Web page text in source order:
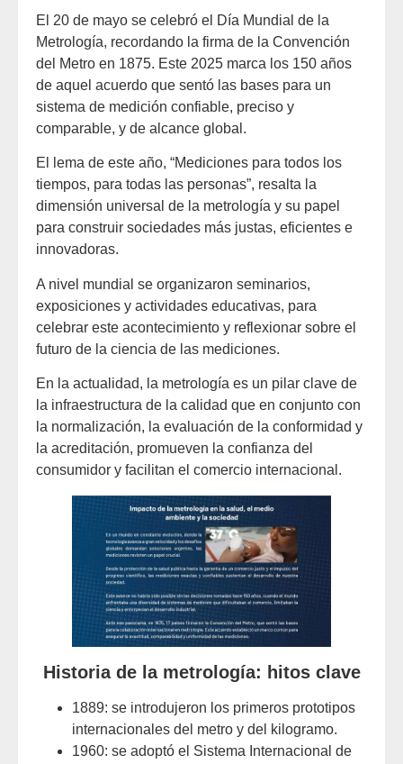
El 20 de mayo se celebró el Día Mundial de la
Metrología, recordando la firma de la Convención
del Metro en 1875. Este 2025 marca los 150 años
de aquel acuerdo que sentó las bases para un
sistema de medición confiable, preciso y
comparable, y de alcance global.
El lema de este año, “Mediciones para todos los
tiempos, para todas las personas”, resalta la
dimensión universal de la metrología y su papel
para construir sociedades más justas, eficientes e
innovadoras.
A nivel mundial se organizaron seminarios,
exposiciones y actividades educativas, para
celebrar este acontecimiento y reflexionar sobre el
futuro de la ciencia de las mediciones.
En la actualidad, la metrología es un pilar clave de
la infraestructura de la calidad que en conjunto con
la normalización, la evaluación de la conformidad y
la acreditación, promueven la confianza del
consumidor y facilitan el comercio internacional.
Historia de la metrología: hitos clave
1889: se introdujeron los primeros prototipos
internacionales del metro y del kilogramo.
1960: se adoptó el Sistema Internacional de